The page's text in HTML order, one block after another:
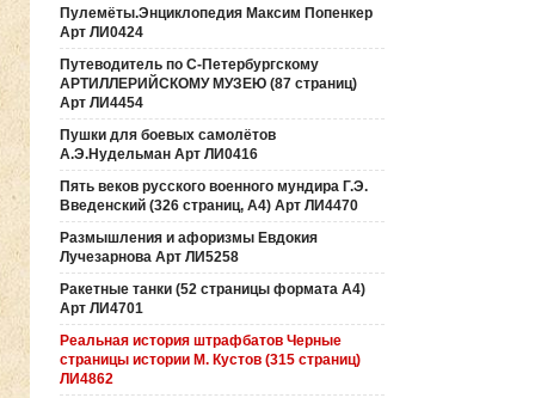
Пулемёты.Энциклопедия Максим Попенкер
Арт ЛИ0424
Путеводитель по С-Петербургскому
АРТИЛЛЕРИЙСКОМУ МУЗЕЮ (87 страниц)
Арт ЛИ4454
Пушки для боевых самолётов
А.Э.Нудельман Арт ЛИ0416
Пять веков русского военного мундира Г.Э.
Введенский (326 страниц, А4) Арт ЛИ4470
Размышления и афоризмы Евдокия
Лучезарнова Арт ЛИ5258
Ракетные танки (52 страницы формата А4)
Арт ЛИ4701
Реальная история штрафбатов Черные
страницы истории М. Кустов (315 страниц)
ЛИ4862